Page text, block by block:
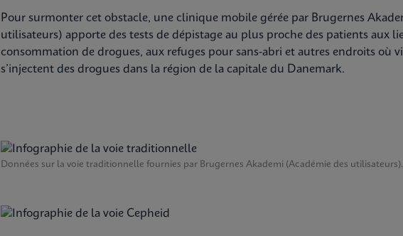
Pour surmonter cet obstacle, une clinique mobile gérée par Brugernes
utilisateurs) apporte des tests de dépistage au plus proche des patients aux
consommation de drogues, aux refuges pour sans-abri et autres endroits où
s’injectent des drogues dans la région de la capitale du Danemark.
Données sur la voie traditionnelle fournies par Brugernes Akademi (Académie des utilisateurs).